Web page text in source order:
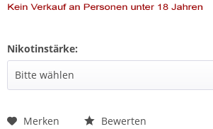
Nikotinstärke:
Merken Bewerten